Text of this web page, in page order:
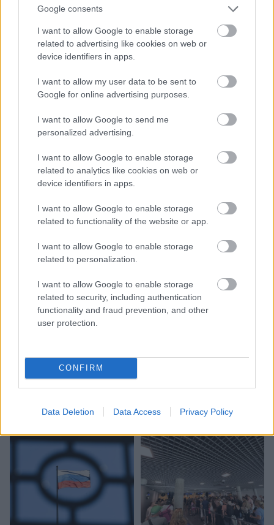
Google consents
I want to allow Google to enable storage
related to advertising like cookies on web or
device identifiers in apps.
I want to allow my user data to be sent to
Google for online advertising purposes.
I want to allow Google to send me
personalized advertising.
I want to allow Google to enable storage
related to analytics like cookies on web or
device identifiers in apps.
I want to allow Google to enable storage
related to functionality of the website or app.
I want to allow Google to enable storage
related to personalization.
I want to allow Google to enable storage
related to security, including authentication
functionality and fraud prevention, and other
user protection.
CONFIRM
Data Deletion Data Access Privacy Policy
“Tas varbūt izklausās
absurdi…” Radusies
jauna ideja, kā hakerus
izmantot valsts labā
TESTS.
duelis: vai vari pārspēt
Ar publisku attaisnojumu
pārbaudi par deputātes
Rasimas saņemto
kompensāciju
Atcelt Ziņot